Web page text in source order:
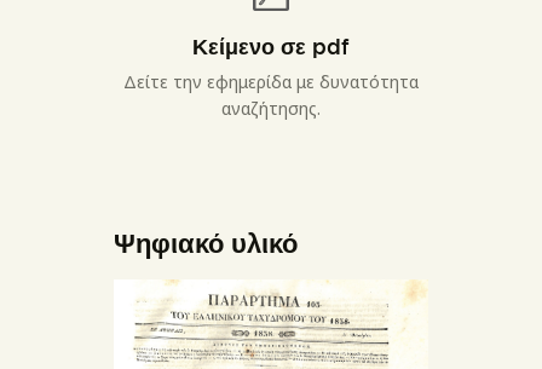
Κείμενο σε pdf
Δείτε την εφημερίδα με δυνατότητα
αναζήτησης.
Ψηφιακό υλικό